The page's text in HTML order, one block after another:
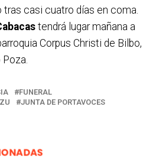
casi cuatro días en coma.
tendrá lugar mañana a
Corpus Christi de Bilbo,
FUNERAL
JUNTA DE PORTAVOCES